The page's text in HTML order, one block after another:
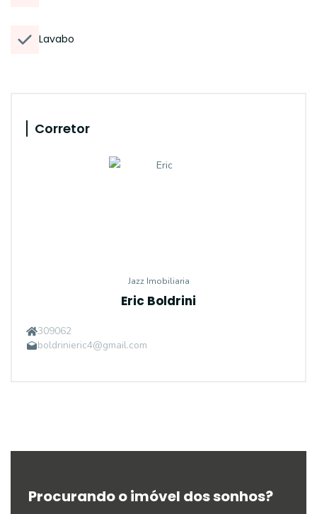
Lavabo
Corretor
Jazz Imobiliaria
Eric Boldrini
309062
boldrinieric4@gmail.com
Procurando o imóvel dos sonhos?